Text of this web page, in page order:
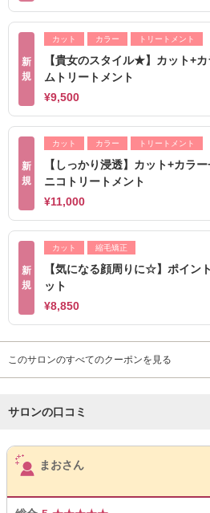
新
規
カット カラー トリートメント
【貴女のスタイル★】カット+
ムトリートメント
¥9,500
新
規
カット カラー トリートメント
【しっかり浸透】カット+カラ
ニコトリートメント
¥11,000
新
規
カット 縮毛矯正
【気になる顔周りに☆】ポイン
ット
¥8,850
このサロンのすべてのクーポンを見る
サロンの口コミ
サロンPick Up
まおさん